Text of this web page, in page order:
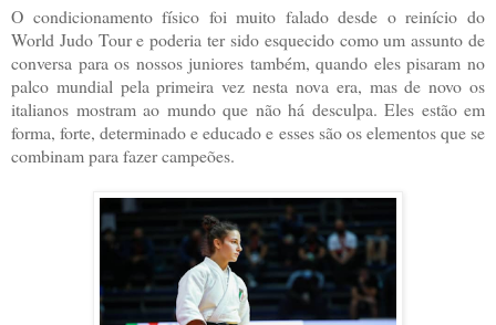
O condicionamento físico foi muito falado desde o reinício do
World Judo Tour e poderia ter sido esquecido como um assunto de
conversa para os nossos juniores também, quando eles pisaram no
palco mundial pela primeira vez nesta nova era, mas de novo os
italianos mostram ao mundo que não há desculpa. Eles estão em
forma, forte, determinado e educado e esses são os elementos que se
combinam para fazer campeões.